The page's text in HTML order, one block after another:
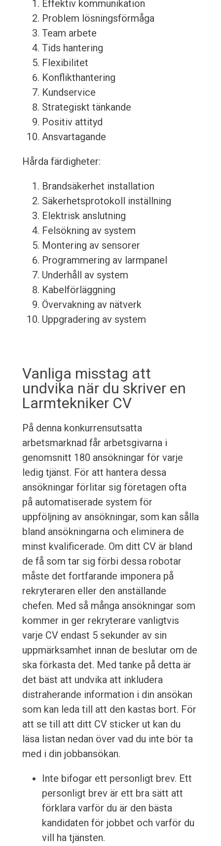
Effektiv kommunikation
Problem lösningsförmåga
Team arbete
Tids hantering
Flexibilitet
Konflikthantering
Kundservice
Strategiskt tänkande
Positiv attityd
Ansvartagande
Hårda färdigheter:
Brandsäkerhet installation
Säkerhetsprotokoll inställning
Elektrisk anslutning
Felsökning av system
Montering av sensorer
Programmering av larmpanel
Underhåll av system
Kabelförläggning
Övervakning av nätverk
Uppgradering av system
Vanliga misstag att
undvika när du skriver en
Larmtekniker CV
På denna konkurrensutsatta
arbetsmarknad får arbetsgivarna i
genomsnitt 180 ansökningar för varje
ledig tjänst. För att hantera dessa
ansökningar förlitar sig företagen ofta
på automatiserade system för
uppföljning av ansökningar, som kan sålla
bland ansökningarna och eliminera de
minst kvalificerade. Om ditt CV är bland
de få som tar sig förbi dessa robotar
måste det fortfarande imponera på
rekryteraren eller den anställande
chefen. Med så många ansökningar som
kommer in ger rekryterare vanligtvis
varje CV endast 5 sekunder av sin
uppmärksamhet innan de beslutar om de
ska förkasta det. Med tanke på detta är
det bäst att undvika att inkludera
distraherande information i din ansökan
som kan leda till att den kastas bort. För
att se till att ditt CV sticker ut kan du
läsa listan nedan över vad du inte bör ta
med i din jobbansökan.
Inte bifogar ett personligt brev. Ett
personligt brev är ett bra sätt att
förklara varför du är den bästa
kandidaten för jobbet och varför du
vill ha tjänsten.